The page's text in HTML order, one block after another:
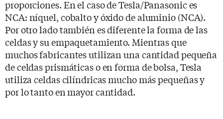
proporciones. En el caso de Tesla/Panasonic es
NCA: níquel, cobalto y óxido de aluminio (NCA).
Por otro lado también es diferente la forma de las
celdas y su empaquetamiento. Mientras que
muchos fabricantes utilizan una cantidad pequeña
de celdas prismáticas o en forma de bolsa, Tesla
utiliza celdas cilíndricas mucho más pequeñas y
por lo tanto en mayor cantidad.